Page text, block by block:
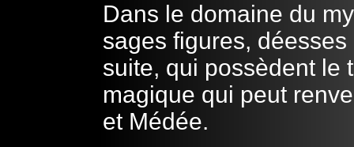
Dans le domaine du
sages figures,
suite, qui possèdent le
magique qui peut
et Médée.